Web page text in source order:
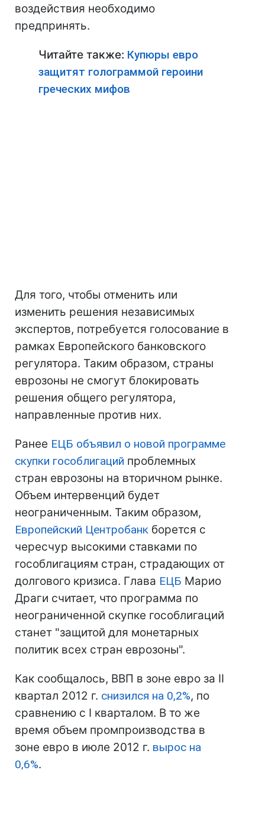
воздействия необходимо
предпринять.
Читайте также: Купюры евро
защитят голограммой героини
греческих мифов
Для того, чтобы отменить или
изменить решения независимых
экспертов, потребуется голосование в
рамках Европейского банковского
регулятора. Таким образом, страны
еврозоны не смогут блокировать
решения общего регулятора,
направленные против них.
Ранее ЕЦБ объявил о новой программе
скупки гособлигаций проблемных
стран еврозоны на вторичном рынке.
Объем интервенций будет
неограниченным. Таким образом,
Европейский Центробанк борется с
чересчур высокими ставками по
гособлигациям стран, страдающих от
долгового кризиса. Глава ЕЦБ Марио
Драги считает, что программа по
неограниченной скупке гособлигаций
станет "защитой для монетарных
политик всех стран еврозоны".
Как сообщалось, ВВП в зоне евро за II
квартал 2012 г. снизился на 0,2%, по
сравнению с I кварталом. В то же
время объем промпроизводства в
зоне евро в июле 2012 г. вырос на
0,6%.